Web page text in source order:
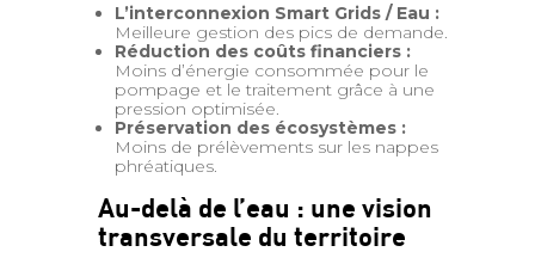
L’interconnexion Smart Grids / Eau :
Meilleure gestion des pics de demande.
Réduction des coûts financiers :
Moins d’énergie consommée pour le
pompage et le traitement grâce à une
pression optimisée.
Préservation des écosystèmes :
Moins de prélèvements sur les nappes
phréatiques.
Au-delà de l’eau : une vision
transversale du territoire